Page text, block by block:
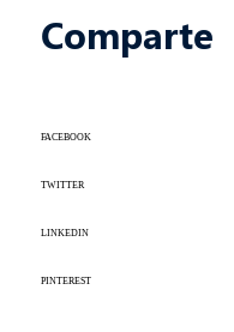
Comparte
FACEBOOK
TWITTER
LINKEDIN
PINTEREST